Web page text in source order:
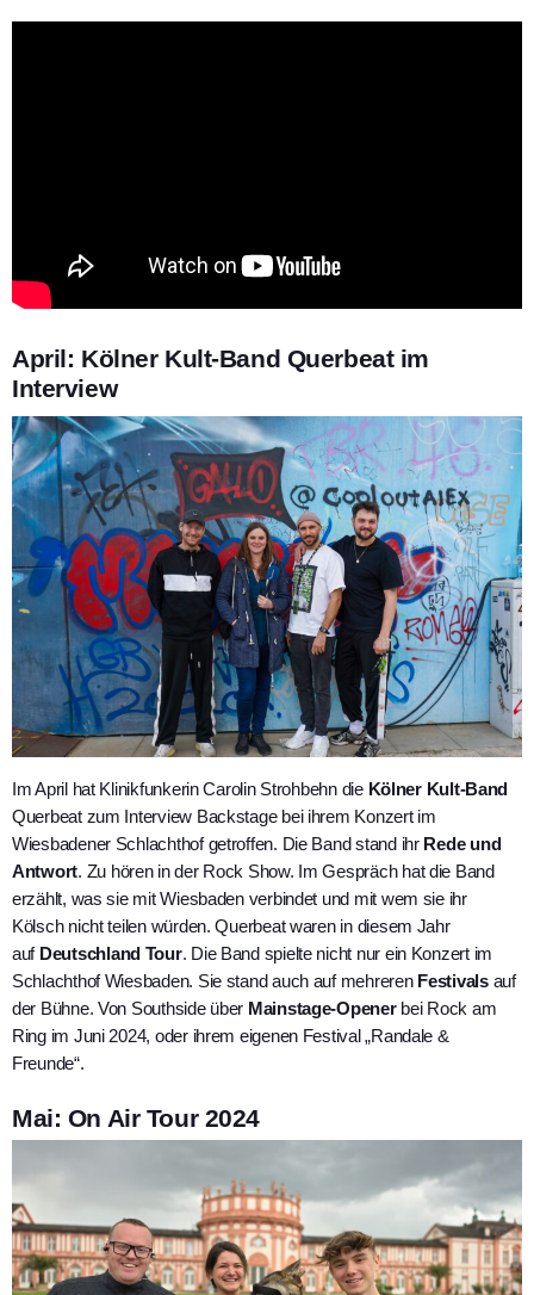
April: Kölner Kult-Band Querbeat im
Interview
Im April hat Klinikfunkerin Carolin Strohbehn die Kölner Kult-Band
Querbeat zum Interview Backstage bei ihrem Konzert im
Wiesbadener Schlachthof getroffen. Die Band stand ihr Rede und
Antwort. Zu hören in der Rock Show. Im Gespräch hat die Band
erzählt, was sie mit Wiesbaden verbindet und mit wem sie ihr
Kölsch nicht teilen würden. Querbeat waren in diesem Jahr
aufDeutschland Tour. Die Band spielte nicht nur ein Konzert im
Schlachthof Wiesbaden. Sie stand auch auf mehreren Festivalsauf
der Bühne. Von Southside über Mainstage-Openerbei Rock am
Ring im Juni 2024, oder ihrem eigenen Festival „Randale &
Freunde“.
Mai: On Air Tour 2024